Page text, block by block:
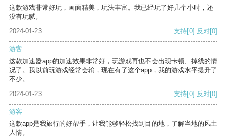
这款游戏非常好玩，画面精美，玩法丰富。我已经玩了好几个小时，还
没有玩腻。
2024-01-23
支持[0] 反对[0]
游客
这款加速器app的加速效果非常好，玩游戏再也不会出现卡顿、掉线的情
况了。我以前玩游戏经常会输，现在有了这个app，我的游戏水平提升了
不少。
2024-01-23
支持[0] 反对[0]
游客
这款app是我旅行的好帮手，让我能够轻松找到目的地，了解当地的风土
人情。